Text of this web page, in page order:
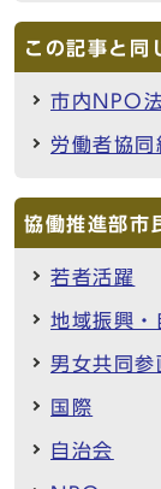
この記事と同
市内NPO
労働者協同
協働推進部市
若者活躍
地域振興・
男女共同
国際
自治会